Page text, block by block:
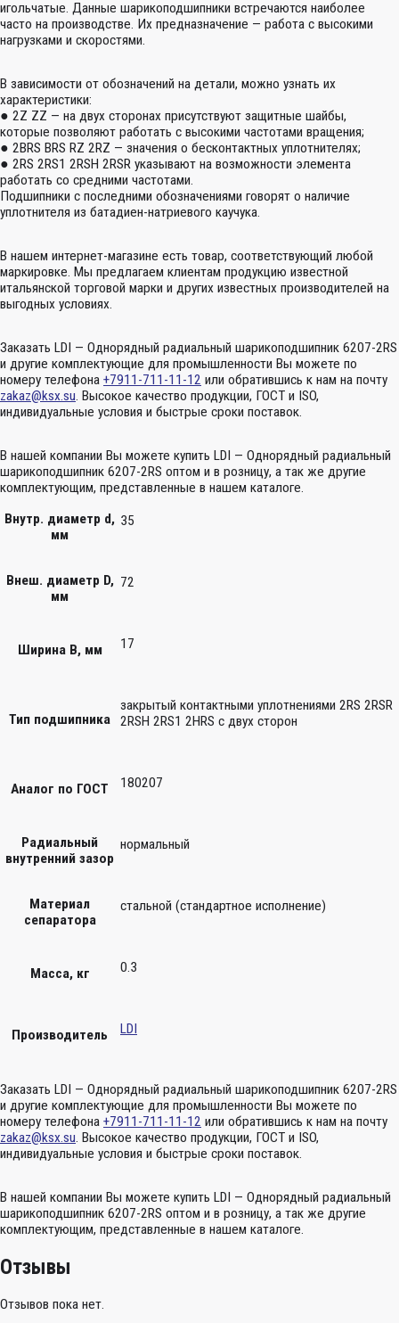
игольчатые. Данные шарикоподшипники встречаются наиболее
часто на производстве. Их предназначение — работа с высокими
нагрузками и скоростями.
В зависимости от обозначений на детали, можно узнать их
характеристики:
● 2Z ZZ — на двух сторонах присутствуют защитные шайбы,
которые позволяют работать с высокими частотами вращения;
● 2BRS BRS RZ 2RZ — значения о бесконтактных уплотнителях;
● 2RS 2RS1 2RSH 2RSR указывают на возможности элемента
работать со средними частотами.
Подшипники с последними обозначениями говорят о наличие
уплотнителя из батадиен-натриевого каучука.
В нашем интернет-магазине есть товар, соответствующий любой
маркировке. Мы предлагаем клиентам продукцию известной
итальянской торговой марки и других известных производителей на
выгодных условиях.
Заказать LDI — Однорядный радиальный шарикоподшипник 6207-2RS
и другие комплектующие для промышленности Вы можете по
номеру телефона +7911-711-11-12 или обратившись к нам на почту
zakaz@ksx.su. Высокое качество продукции, ГОСТ и ISO,
индивидуальные условия и быстрые сроки поставок.
В нашей компании Вы можете купить LDI — Однорядный радиальный
шарикоподшипник 6207-2RS оптом и в розницу, а так же другие
комплектующим, представленные в нашем каталоге.
Внутр. диаметр d,
мм
35
Внеш. диаметр D,
мм
72
Ширина B, мм 17
Тип подшипника
закрытый контактными уплотнениями 2RS 2RSR
2RSH 2RS1 2HRS с двух сторон
Аналог по ГОСТ 180207
Радиальный
внутренний зазор
нормальный
Материал
сепаратора
стальной (стандартное исполнение)
Масса, кг 0.3
Производитель LDI
Заказать LDI — Однорядный радиальный шарикоподшипник 6207-2RS
и другие комплектующие для промышленности Вы можете по
номеру телефона +7911-711-11-12 или обратившись к нам на почту
zakaz@ksx.su. Высокое качество продукции, ГОСТ и ISO,
индивидуальные условия и быстрые сроки поставок.
В нашей компании Вы можете купить LDI — Однорядный радиальный
шарикоподшипник 6207-2RS оптом и в розницу, а так же другие
комплектующим, представленные в нашем каталоге.
Отзывы
Отзывов пока нет.